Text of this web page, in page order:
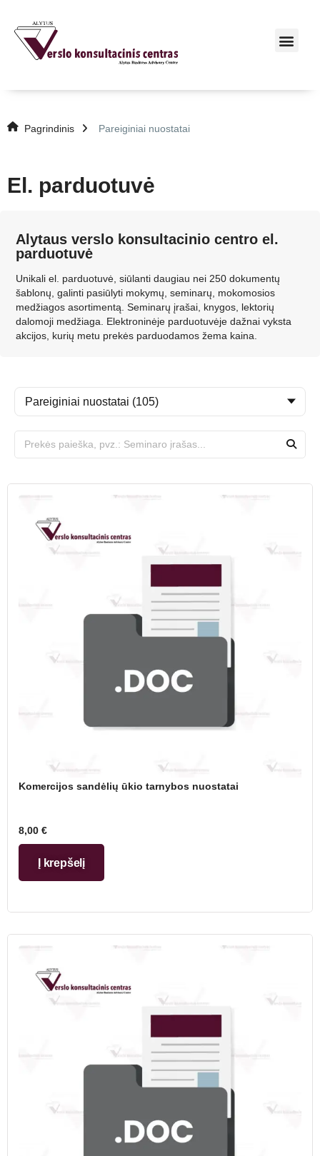
Pagrindinis Pareiginiai nuostatai
El. parduotuvė
Alytaus verslo konsultacinio centro el.
parduotuvė
Unikali el. parduotuvė, siūlanti daugiau nei 250 dokumentų
šablonų, galinti pasiūlyti mokymų, seminarų, mokomosios
medžiagos asortimentą. Seminarų įrašai, knygos, lektorių
dalomoji medžiaga. Elektroninėje parduotuvėje dažnai vyksta
akcijos, kurių metu prekės parduodamos žema kaina.
Komercijos sandėlių ūkio tarnybos nuostatai
8,00 €
Į krepšelį